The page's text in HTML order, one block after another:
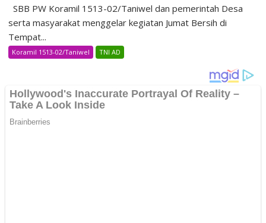
SBB PW Koramil 1513-02/Taniwel dan pemerintah Desa
serta masyarakat menggelar kegiatan Jumat Bersih di
Tempat...
Koramil 1513-02/Taniwel TNI AD